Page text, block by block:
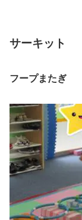
サーキット
フープまたぎ